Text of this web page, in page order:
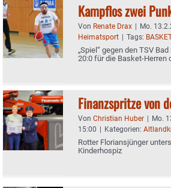
Kampflos zwei
Von Renate Drax | Mo.
Heimatsport | Tags:
„Spiel“ gegen den TSV
20:0 für die Basket-Herren
Finanzspritze von
Von Christian Huber | Mo.
15:00 | Kategorien:
Rotter Floriansjünger
Kinderhospiz